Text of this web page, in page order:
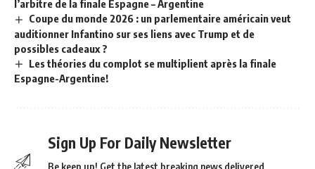
l’arbitre de la finale Espagne – Argentine
Coupe du monde 2026 : un parlementaire américain veut
auditionner Infantino sur ses liens avec Trump et de
possibles cadeaux ?
Les théories du complot se multiplient après la finale
Espagne-Argentine!
Sign Up For Daily Newsletter